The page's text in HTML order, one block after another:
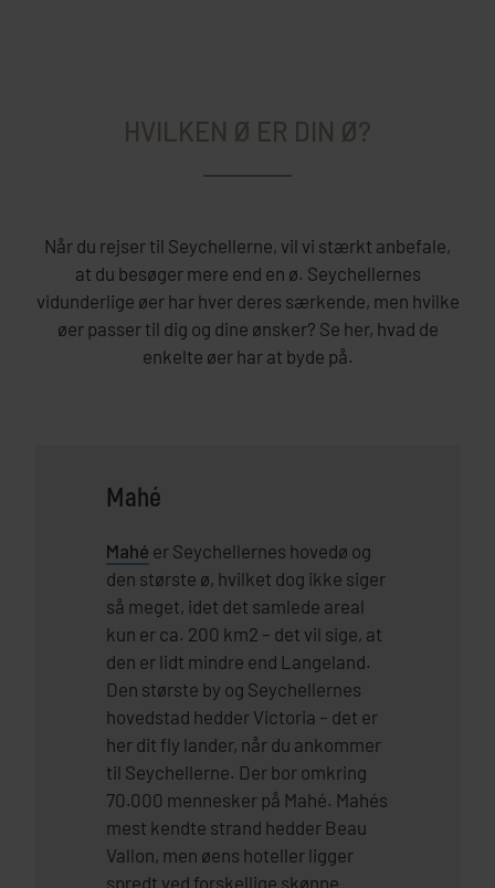
HVILKEN Ø ER DIN Ø?
Når du rejser til Seychellerne, vil vi stærkt anbefale,
at du besøger mere end en ø. Seychellernes
vidunderlige øer har hver deres særkende, men hvilke
øer passer til dig og dine ønsker? Se her, hvad de
enkelte øer har at byde på.
Mahé
Mahé er Seychellernes hovedø og
den største ø, hvilket dog ikke siger
så meget, idet det samlede areal
kun er ca. 200 km2 – det vil sige, at
den er lidt mindre end Langeland.
Den største by og Seychellernes
hovedstad hedder Victoria – det er
her dit fly lander, når du ankommer
til Seychellerne. Der bor omkring
70.000 mennesker på Mahé. Mahés
mest kendte strand hedder Beau
Vallon, men øens hoteller ligger
spredt ved forskellige skønne